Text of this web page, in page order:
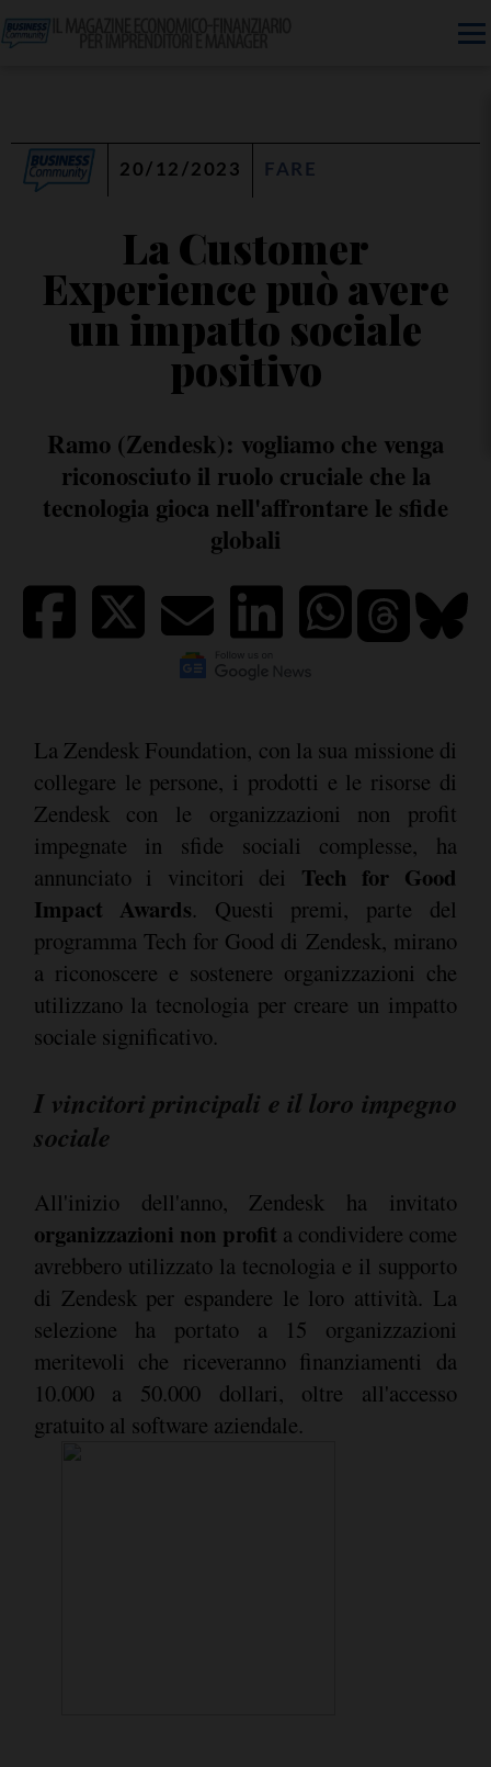
20/12/2023 FARE
La Customer
Experience può avere
un impatto sociale
positivo
Ramo (Zendesk): vogliamo che venga
riconosciuto il ruolo cruciale che la
tecnologia gioca nell'affrontare le sfide
globali
La Zendesk Foundation, con la sua missione di
collegare le persone, i prodotti e le risorse di
Zendesk con le organizzazioni non profit
impegnate in sfide sociali complesse, ha
annunciato i vincitori dei Tech for Good
Impact Awards. Questi premi, parte del
programma Tech for Good di Zendesk, mirano
a riconoscere e sostenere organizzazioni che
utilizzano la tecnologia per creare un impatto
sociale significativo.
I vincitori principali e il loro impegno
sociale
All'inizio dell'anno, Zendesk ha invitato
organizzazioni non profit a condividere come
avrebbero utilizzato la tecnologia e il supporto
di Zendesk per espandere le loro attività. La
selezione ha portato a 15 organizzazioni
meritevoli che riceveranno finanziamenti da
10.000 a 50.000 dollari, oltre all'accesso
gratuito al software aziendale.